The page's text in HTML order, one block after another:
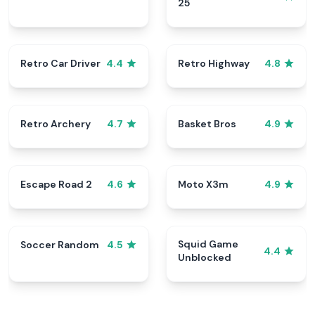
25
Retro Car Driver 4.4 Retro Highway 4.8
Retro Archery 4.7 Basket Bros 4.9
Escape Road 2 4.6 Moto X3m 4.9
Soccer Random 4.5
Squid Game
Unblocked
4.4